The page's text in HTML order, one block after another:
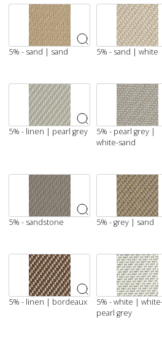
5% - sand | sand 5% - sand | white
5% - linen | pearl grey
5% - pearl grey |
white-sand
5% - sandstone 5% - grey | sand
5% - linen | bordeaux
5% - white | white-
pearl grey